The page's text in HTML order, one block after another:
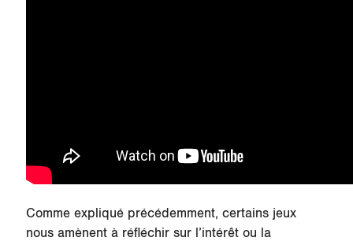
Comme expliqué précédemment, certains jeux
nous amènent à réfléchir sur l’intérêt ou la